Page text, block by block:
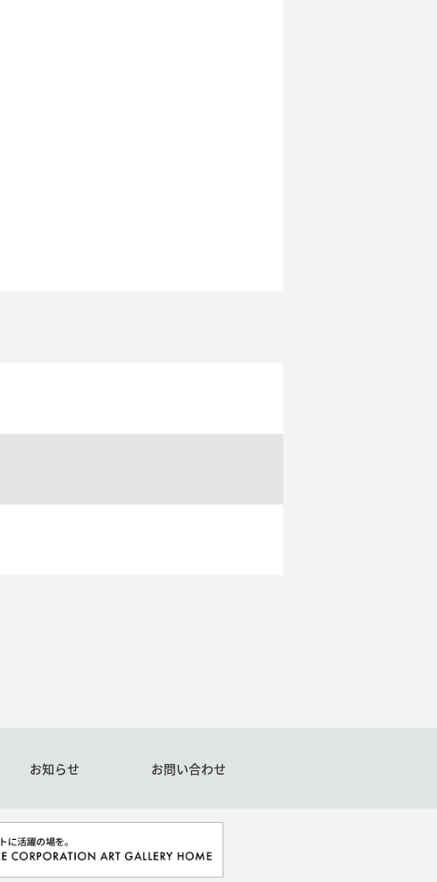
お知らせ お問い合わせ